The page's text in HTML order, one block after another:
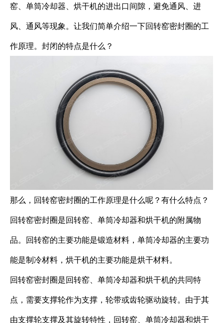
窑、单筒冷却器、烘干机的进出口间隙，避免通风、进
风、通风等现象。让我们简单介绍一下回转窑密封圈的工
作原理。封闭的特点是什么？
那么，回转窑密封圈的工作原理是什么呢？有什么特点？
回转窑密封圈是回转窑、单筒冷却器和烘干机的附属物
品。回转窑的主要功能是锻造材料，单筒冷却器的主要功
能是制冷材料，烘干机的主要功能是烘干材料。
回转窑密封圈是回转窑、单筒冷却器和烘干机的共同特
点，需要支撑轮作为支撑，轮带或齿轮驱动旋转。由于其
由支撑轮支撑及其旋转特性，回转窑、单筒冷却器和烘干